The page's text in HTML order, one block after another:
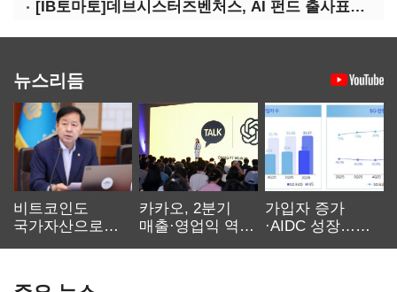
[IB토마토]데브시스터즈벤처스, AI 펀드 출사표…모회사 경영난 변수
뉴스리듬
비트코인도
국가자산으로…'
카카오, 2분기
매출·영업익 역대
가입자 증가
·AIDC 성장…